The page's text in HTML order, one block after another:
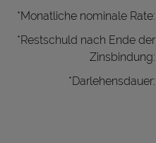
*Monatliche nominale Rate:
*Restschuld nach Ende der
Zinsbindung:
*Darlehensdauer: